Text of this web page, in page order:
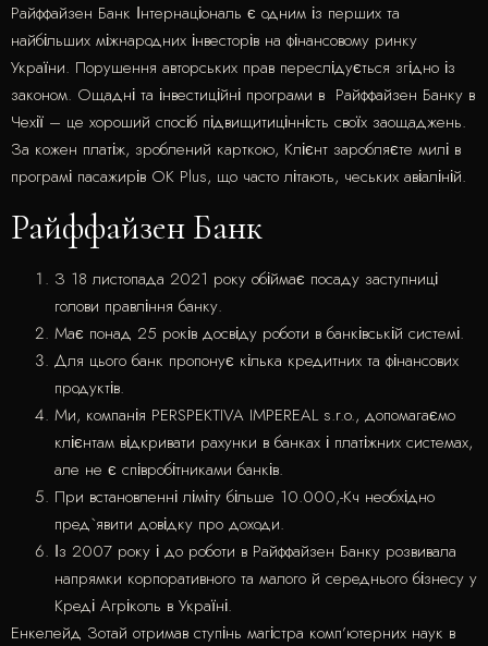
Райффайзен Банк Інтернаціональ є одним із перших та
найбільших міжнародних інвесторів на фінансовому ринку
України. Порушення авторських прав переслідується згідно із
законом. Ощадні та інвестиційні програми в Райффайзен Банку в
Чехії – це хороший спосіб підвищитицінність своїх заощаджень.
За кожен платіж, зроблений карткою, Клієнт заробляєте милі в
програмі пасажирів OK Plus, що часто літають, чеських авіаліній.
Райффайзен Банк
З 18 листопада 2021 року обіймає посаду заступниці
голови правління банку.
Має понад 25 років досвіду роботи в банківській системі.
Для цього банк пропонує кілька кредитних та фінансових
продуктів.
Ми, компанія PERSPEKTIVA IMPEREAL s.r.o., допомагаємо
клієнтам відкривати рахунки в банках і платіжних системах,
але не є співробітниками банків.
При встановленні ліміту більше 10.000,-Кч необхідно
пред`явити довідку про доходи.
Із 2007 року і до роботи в Райффайзен Банку розвивала
напрямки корпоративного та малого й середнього бізнесу у
Креді Агріколь в Україні.
Енкелейд Зотай отримав ступінь магістра комп’ютерних наук в